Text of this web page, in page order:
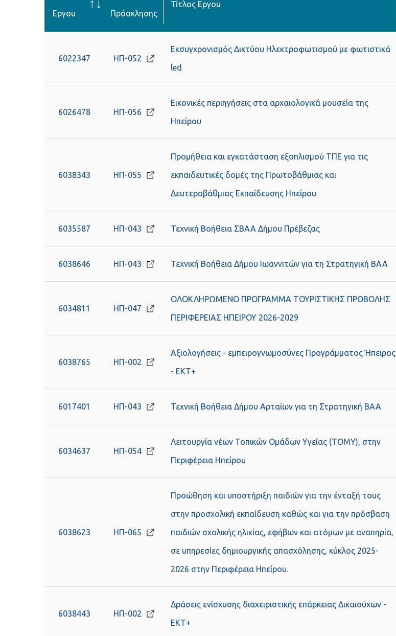
Εργου
↑ ↓
Πρόσκλησης
Τίτλος Εργου
6022347 ΗΠ-052
Εκσυγχρονισμός Δικτύου Ηλεκτροφωτισμού με φωτιστικά
led
6026478 ΗΠ-056
Εικονικές περιηγήσεις στα αρχαιολογικά μουσεία της
Ηπείρου
6038343 ΗΠ-055
Προμήθεια και εγκατάσταση εξοπλισμού ΤΠΕ για τις
εκπαιδευτικές δομές της Πρωτοβάθμιας και
Δευτεροβάθμιας Εκπαίδευσης Ηπείρου
6035587 ΗΠ-043 Τεχνική Βοήθεια ΣΒΑΑ Δήμου Πρέβεζας
6038646 ΗΠ-043 Τεχνική Βοήθεια Δήμου Ιωαννιτών για τη Στρατηγική ΒΑΑ
6034811 ΗΠ-047
ΟΛΟΚΛΗΡΩΜΕΝΟ ΠΡΟΓΡΑΜΜΑ ΤΟΥΡΙΣΤΙΚΗΣ ΠΡΟΒΟΛΗΣ
ΠΕΡΙΦΕΡΕΙΑΣ ΗΠΕΙΡΟΥ 2026-2029
6038765 ΗΠ-002
Αξιολογήσεις - εμπειρογνωμοσύνες Προγράμματος Ήπειρος
- ΕΚΤ+
6017401 ΗΠ-043 Τεχνική Βοήθεια Δήμου Αρταίων για τη Στρατηγική ΒΑΑ
6034637 ΗΠ-054
Λειτουργία νέων Τοπικών Ομάδων Υγείας (TOMY), στην
Περιφέρεια Ηπείρου
6038623 ΗΠ-065
Προώθηση και υποστήριξη παιδιών για την ένταξή τους
στην προσχολική εκπαίδευση καθώς και για την πρόσβαση
παιδιών σχολικής ηλικίας, εφήβων και ατόμων με αναπηρία,
σε υπηρεσίες δημιουργικής απασχόλησης, κύκλος 2025-
2026 στην Περιφέρεια Ηπείρου.
6038443 ΗΠ-002
Δράσεις ενίσχυσης διαχειριστικής επάρκειας Δικαιούχων -
EKT+